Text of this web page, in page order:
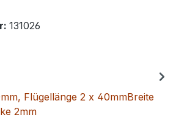
131026
Flügellänge 2 x 40mmBreite
2mm